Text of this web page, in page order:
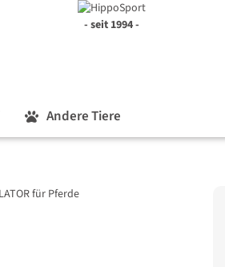
- seit 1994 -
Andere Tiere